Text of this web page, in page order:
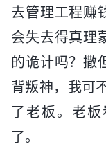
去管理工程赚
会失去得真理
的诡计吗？撒
背叛神，我可
了老板。老
了。